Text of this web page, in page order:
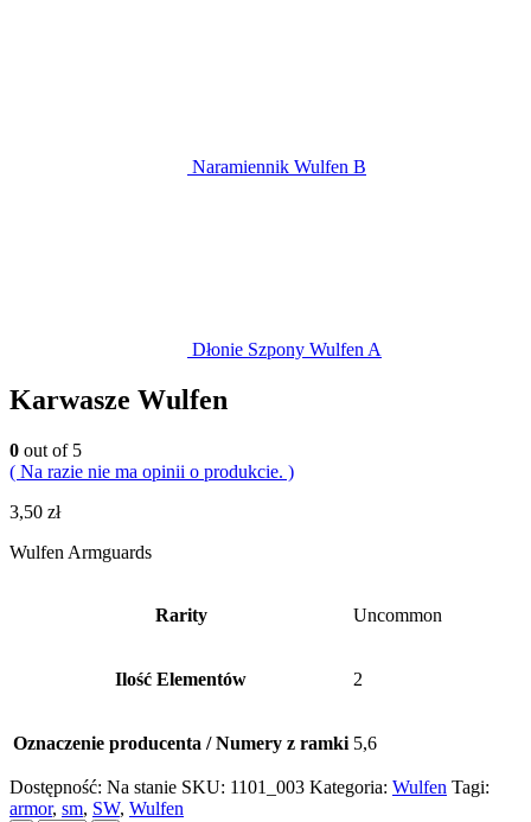
Naramiennik Wulfen B
Dłonie Szpony Wulfen A
Karwasze Wulfen
0 out of 5
( Na razie nie ma opinii o produkcie. )
3,50 zł
Wulfen Armguards
Rarity Uncommon
Ilość Elementów 2
Oznaczenie producenta / Numery z ramki 5,6
Dostępność: Na stanie SKU: 1101_003 Kategoria: Wulfen Tagi:
armor, sm, SW, Wulfen